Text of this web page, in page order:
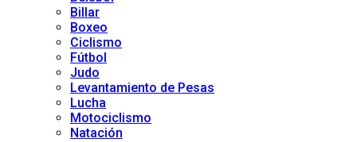
Billar
Boxeo
Ciclismo
Fútbol
Judo
Levantamiento de Pesas
Lucha
Motociclismo
Natación